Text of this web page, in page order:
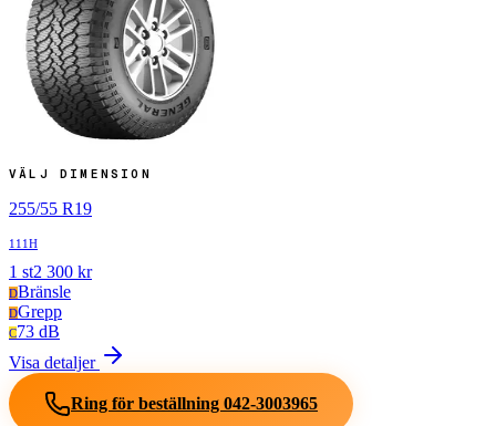
VÄLJ DIMENSION
255/55 R19
111H
1 st2 300 kr
DBränsle
DGrepp
C73 dB
Visa detaljer
Ring för beställning 042-3003965